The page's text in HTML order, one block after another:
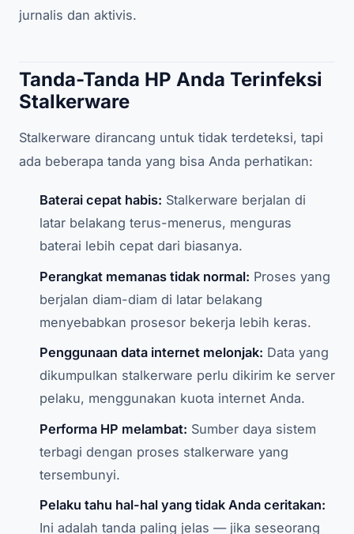
jurnalis dan aktivis.
Tanda-Tanda HP Anda Terinfeksi
Stalkerware
Stalkerware dirancang untuk tidak terdeteksi, tapi
ada beberapa tanda yang bisa Anda perhatikan:
Baterai cepat habis: Stalkerware berjalan di
latar belakang terus-menerus, menguras
baterai lebih cepat dari biasanya.
Perangkat memanas tidak normal: Proses yang
berjalan diam-diam di latar belakang
menyebabkan prosesor bekerja lebih keras.
Penggunaan data internet melonjak: Data yang
dikumpulkan stalkerware perlu dikirim ke server
pelaku, menggunakan kuota internet Anda.
Performa HP melambat: Sumber daya sistem
terbagi dengan proses stalkerware yang
tersembunyi.
Pelaku tahu hal-hal yang tidak Anda ceritakan:
Ini adalah tanda paling jelas — jika seseorang